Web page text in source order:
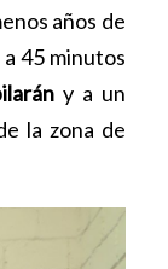
años de
45 minutos
y a un
la zona de